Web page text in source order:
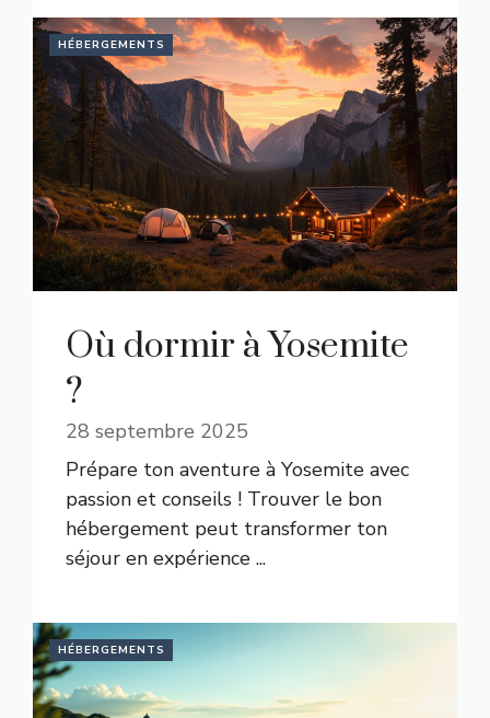
HÉBERGEMENTS
Où dormir à Yosemite
?
28 septembre 2025
Prépare ton aventure à Yosemite avec
passion et conseils ! Trouver le bon
hébergement peut transformer ton
séjour en expérience ...
HÉBERGEMENTS